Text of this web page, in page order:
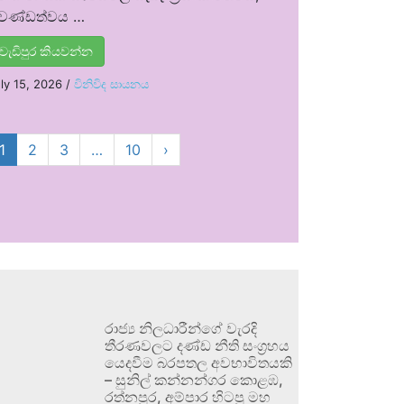
…
වැඩිපුර කියවන්න
15, 2026 / විනිවිද සායනය
1 2 3 … 10 ›
රාජ්‍ය නිලධාරීන්ගේ වැරදි
තීරණවලට දණ්ඩ නීති සංග්‍රහය
යෙදවීම බරපතල අවභාවිතයකි
– සුනිල් කන්නන්ගර කොළඹ,
රත්නපුර, අම්පාර හිටපු මහ